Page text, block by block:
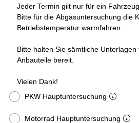
Jeder Termin gilt nur für ein Fahrzeug.
Bitte für die Abgasuntersuchung die
Betriebstemperatur warmfahren.
Bitte halten Sie sämtliche Unterlagen
Anbauteile bereit.
Vielen Dank!
PKW Hauptuntersuchung
Motorrad Hauptuntersuchung